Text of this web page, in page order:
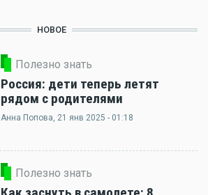
НОВОЕ
Полезно знать
Россия: дети теперь летят
рядом с родителями
Анна Попова, 21 янв 2025 - 01:18
Полезно знать